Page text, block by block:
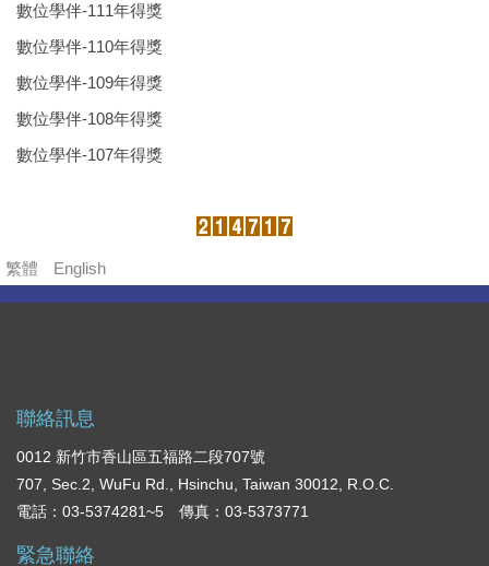
數位學伴-111年得獎
數位學伴-110年得獎
數位學伴-109年得獎
數位學伴-108年得獎
數位學伴-107年得獎
繁體 English
聯絡訊息
0012 新竹市香山區五福路二段707號
707, Sec.2, WuFu Rd., Hsinchu, Taiwan 30012, R.O.C.
電話：03-5374281~5 傳真：03-5373771
緊急聯絡